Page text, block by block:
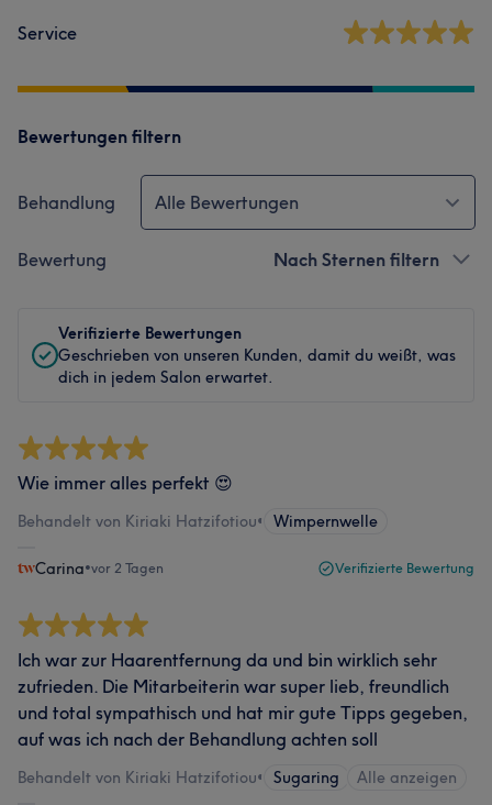
Service
Bewertungen filtern
Behandlung Alle Bewertungen
Bewertung Nach Sternen filtern
Verifizierte Bewertungen
Geschrieben von unseren Kunden, damit du weißt, was
dich in jedem Salon erwartet.
Wie immer alles perfekt 😍
Behandelt von Kiriaki Hatzifotiou• Wimpernwelle
Carina•vor 2 Tagen Verifizierte Bewertung
Ich war zur Haarentfernung da und bin wirklich sehr
zufrieden. Die Mitarbeiterin war super lieb, freundlich
und total sympathisch und hat mir gute Tipps gegeben,
auf was ich nach der Behandlung achten soll
Behandelt von Kiriaki Hatzifotiou• Sugaring Alle anzeigen